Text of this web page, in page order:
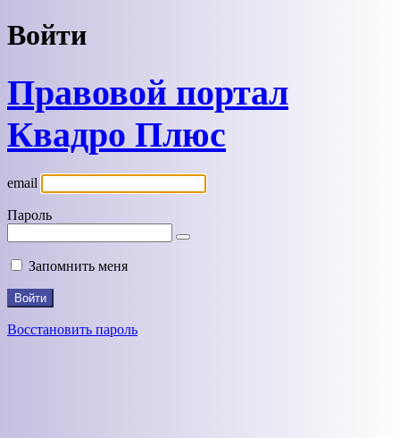
Войти
Правовой портал
Квадро Плюс
email
Пароль
Запомнить меня
Восстановить пароль